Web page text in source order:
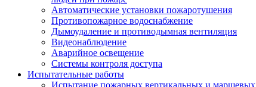
Автоматические установки пожаротушения
Противопожарное водоснабжение
Дымоудаление и противодымная вентиляция
Видеонаблюдение
Аварийное освещение
Системы контроля доступа
Испытательные работы
Испытание пожарных вертикальных и маршевых